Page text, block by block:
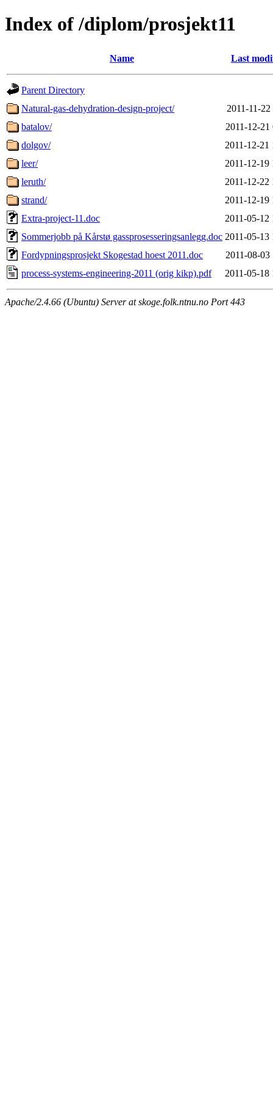
Index of /diplom/prosjekt11
Name Last
Parent Directory
Natural-gas-dehydration-design-project/
2011-11-22
batalov/
2011-12-21
dolgov/
2011-12-21
leer/
2011-12-19
leruth/
2011-12-22
strand/
2011-12-19
Extra-project-11.doc
2011-05-12
Sommerjobb på Kårstø gassprosesseringsanlegg.doc 2011-05-13
Fordypningsprosjekt Skogestad hoest 2011.doc
2011-08-03
process-systems-engineering-2011 (orig kikp).pdf
2011-05-18
Apache/2.4.66 (Ubuntu) Server at skoge.folk.ntnu.no Port 443